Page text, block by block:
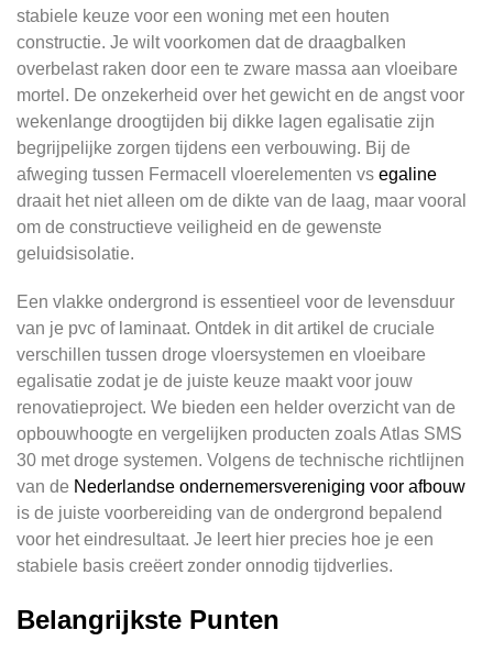
stabiele keuze voor een woning met een houten
constructie. Je wilt voorkomen dat de draagbalken
overbelast raken door een te zware massa aan vloeibare
mortel. De onzekerheid over het gewicht en de angst voor
wekenlange droogtijden bij dikke lagen egalisatie zijn
begrijpelijke zorgen tijdens een verbouwing. Bij de
afweging tussen Fermacell vloerelementen vs egaline
draait het niet alleen om de dikte van de laag, maar vooral
om de constructieve veiligheid en de gewenste
geluidsisolatie.
Een vlakke ondergrond is essentieel voor de levensduur
van je pvc of laminaat. Ontdek in dit artikel de cruciale
verschillen tussen droge vloersystemen en vloeibare
egalisatie zodat je de juiste keuze maakt voor jouw
renovatieproject. We bieden een helder overzicht van de
opbouwhoogte en vergelijken producten zoals Atlas SMS
30 met droge systemen. Volgens de technische richtlijnen
van de Nederlandse ondernemersvereniging voor afbouw
is de juiste voorbereiding van de ondergrond bepalend
voor het eindresultaat. Je leert hier precies hoe je een
stabiele basis creëert zonder onnodig tijdverlies.
Belangrijkste Punten